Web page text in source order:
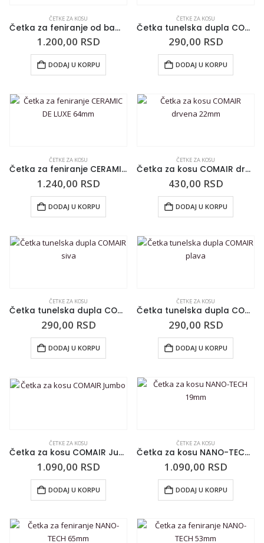
ČETKE ZA KOSU
Četka za feniranje od bambusa 42mm
1.200,00 RSD
DODAJ U KORPU
ČETKE ZA KOSU
Četka tunelska dupla COMAIR crvena
290,00 RSD
DODAJ U KORPU
ČETKE ZA KOSU
Četka za feniranje CERAMIC DE LUXE 64mm
1.240,00 RSD
DODAJ U KORPU
ČETKE ZA KOSU
Četka za kosu COMAIR drvena 22mm
430,00 RSD
DODAJ U KORPU
ČETKE ZA KOSU
Četka tunelska dupla COMAIR siva
290,00 RSD
DODAJ U KORPU
ČETKE ZA KOSU
Četka tunelska dupla COMAIR plava
290,00 RSD
DODAJ U KORPU
ČETKE ZA KOSU
Četka za kosu COMAIR Jumbo
1.090,00 RSD
DODAJ U KORPU
ČETKE ZA KOSU
Četka za kosu NANO-TECH 19mm
1.090,00 RSD
DODAJ U KORPU